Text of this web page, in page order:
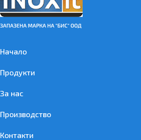
Начало
Продукти
За нас
Производство
Контакти